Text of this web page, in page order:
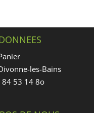
les-Bains
84 53 14 8o